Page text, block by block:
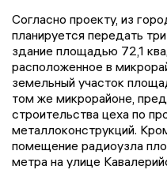
Согласно проекту, из
планируется передать
здание площадью 72,1
расположенное в
земельный участок
том же микрорайоне,
строительства цеха по
металлоконструкций.
помещение радиоузла
метра на улице